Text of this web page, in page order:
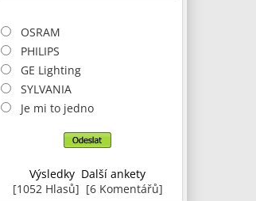
OSRAM
PHILIPS
GE Lighting
SYLVANIA
Je mi to jedno
Výsledky Další ankety
[1052 Hlasů] [6 Komentářů]